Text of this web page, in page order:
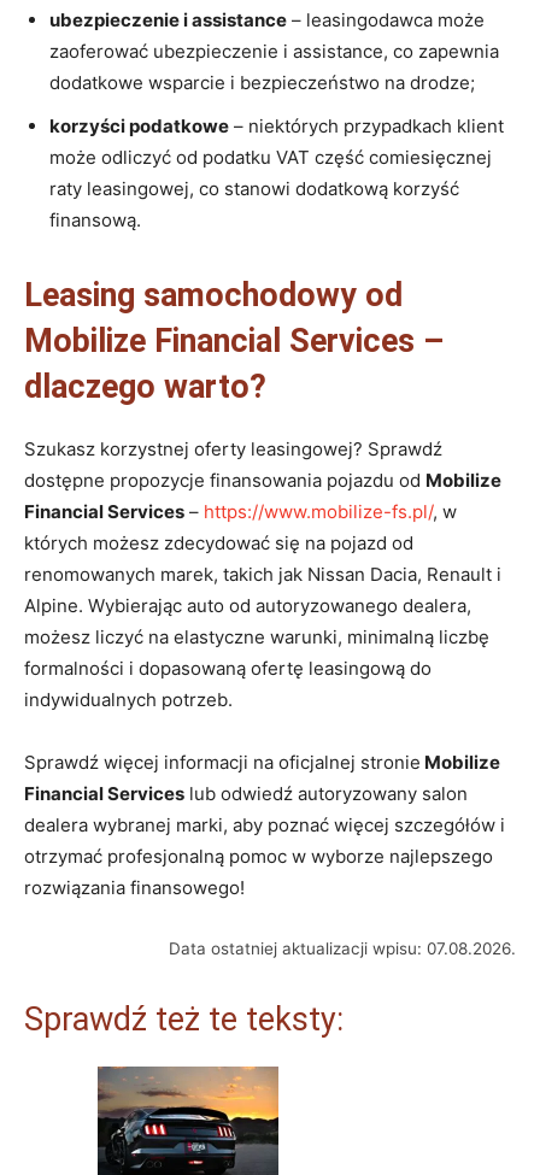
ubezpieczenie i assistance – leasingodawca może
zaoferować ubezpieczenie i assistance, co zapewnia
dodatkowe wsparcie i bezpieczeństwo na drodze;
korzyści podatkowe – niektórych przypadkach klient
może odliczyć od podatku VAT część comiesięcznej
raty leasingowej, co stanowi dodatkową korzyść
finansową.
Leasing samochodowy od
Mobilize Financial Services –
dlaczego warto?
Szukasz korzystnej oferty leasingowej? Sprawdź
dostępne propozycje finansowania pojazdu od Mobilize
Financial Services – https://www.mobilize-fs.pl/, w
których możesz zdecydować się na pojazd od
renomowanych marek, takich jak Nissan Dacia, Renault i
Alpine. Wybierając auto od autoryzowanego dealera,
możesz liczyć na elastyczne warunki, minimalną liczbę
formalności i dopasowaną ofertę leasingową do
indywidualnych potrzeb.
Sprawdź więcej informacji na oficjalnej stronie Mobilize
Financial Services lub odwiedź autoryzowany salon
dealera wybranej marki, aby poznać więcej szczegółów i
otrzymać profesjonalną pomoc w wyborze najlepszego
rozwiązania finansowego!
Data ostatniej aktualizacji wpisu: 07.08.2026.
Sprawdź też te teksty: